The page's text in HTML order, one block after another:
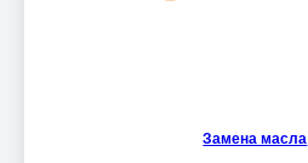
Замена масла